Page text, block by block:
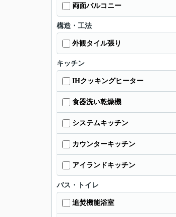
両面バルコニー
構造・工法
外観タイル張り
キッチン
IHクッキングヒーター
食器洗い乾燥機
システムキッチン
カウンターキッチン
アイランドキッチン
バス・トイレ
追焚機能浴室